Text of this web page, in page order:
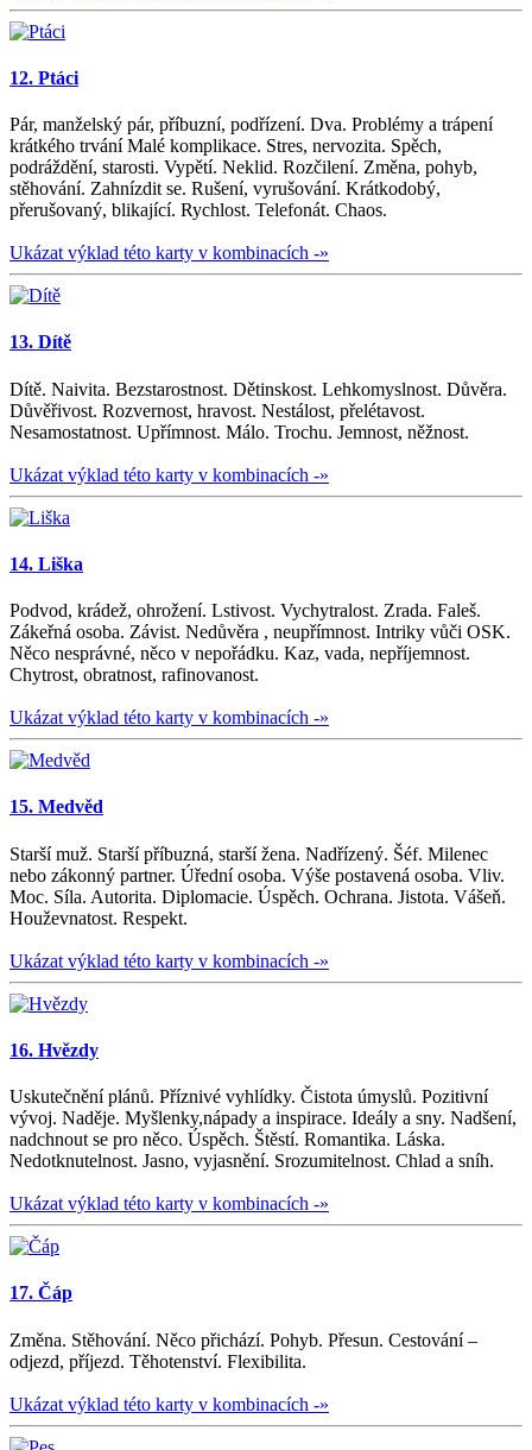
12. Ptáci
Pár, manželský pár, příbuzní, podřízení. Dva. Problémy a trápení
krátkého trvání Malé komplikace. Stres, nervozita. Spěch,
podráždění, starosti. Vypětí. Neklid. Rozčilení. Změna, pohyb,
stěhování. Zahnízdit se. Rušení, vyrušování. Krátkodobý,
přerušovaný, blikající. Rychlost. Telefonát. Chaos.
Ukázat výklad této karty v kombinacích -»
13. Dítě
Dítě. Naivita. Bezstarostnost. Dětinskost. Lehkomyslnost. Důvěra.
Důvěřivost. Rozvernost, hravost. Nestálost, přelétavost.
Nesamostatnost. Upřímnost. Málo. Trochu. Jemnost, něžnost.
Ukázat výklad této karty v kombinacích -»
14. Liška
Podvod, krádež, ohrožení. Lstivost. Vychytralost. Zrada. Faleš.
Zákeřná osoba. Závist. Nedůvěra , neupřímnost. Intriky vůči OSK.
Něco nesprávné, něco v nepořádku. Kaz, vada, nepříjemnost.
Chytrost, obratnost, rafinovanost.
Ukázat výklad této karty v kombinacích -»
15. Medvěd
Starší muž. Starší příbuzná, starší žena. Nadřízený. Šéf. Milenec
nebo zákonný partner. Úřední osoba. Výše postavená osoba. Vliv.
Moc. Síla. Autorita. Diplomacie. Úspěch. Ochrana. Jistota. Vášeň.
Houževnatost. Respekt.
Ukázat výklad této karty v kombinacích -»
16. Hvězdy
Uskutečnění plánů. Příznivé vyhlídky. Čistota úmyslů. Pozitivní
vývoj. Naděje. Myšlenky,nápady a inspirace. Ideály a sny. Nadšení,
nadchnout se pro něco. Úspěch. Štěstí. Romantika. Láska.
Nedotknutelnost. Jasno, vyjasnění. Srozumitelnost. Chlad a sníh.
Ukázat výklad této karty v kombinacích -»
17. Čáp
Změna. Stěhování. Něco přichází. Pohyb. Přesun. Cestování –
odjezd, příjezd. Těhotenství. Flexibilita.
Ukázat výklad této karty v kombinacích -»